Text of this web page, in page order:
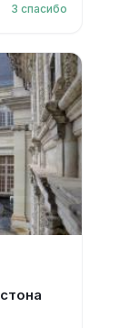
3 спасибо